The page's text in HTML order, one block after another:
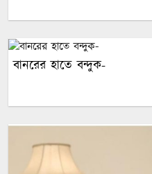
বানরের হাতে বন্দুক-